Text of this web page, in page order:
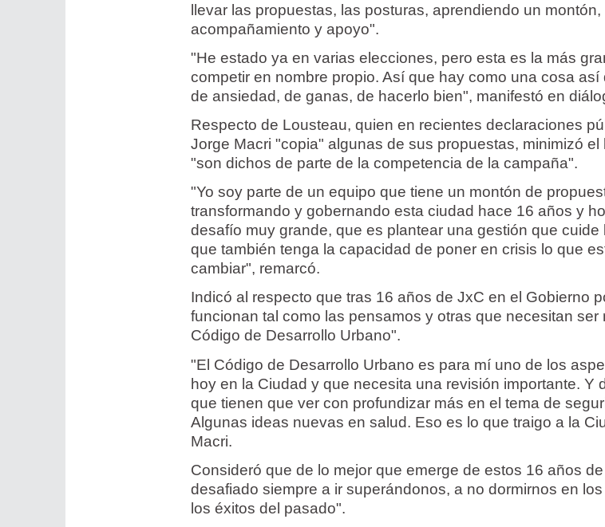
llevar las propuestas, las posturas, aprendiendo un
acompañamiento y apoyo".
"He estado ya en varias elecciones, pero esta es la más
competir en nombre propio. Así que hay como una cosa
de ansiedad, de ganas, de hacerlo bien", manifestó en
Respecto de Lousteau, quien en recientes declaraciones
Jorge Macri "copia" algunas de sus propuestas, minimizó
"son dichos de parte de la competencia de la campaña".
"Yo soy parte de un equipo que tiene un montón de
transformando y gobernando esta ciudad hace 16 años y
desafío muy grande, que es plantear una gestión que cuide
que también tenga la capacidad de poner en crisis lo que
cambiar", remarcó.
Indicó al respecto que tras 16 años de JxC en el Gobierno
funcionan tal como las pensamos y otras que necesitan ser
Código de Desarrollo Urbano".
"El Código de Desarrollo Urbano es para mí uno de los
hoy en la Ciudad y que necesita una revisión importante. Y
que tienen que ver con profundizar más en el tema de
Algunas ideas nuevas en salud. Eso es lo que traigo a la
Macri.
Consideró que de lo mejor que emerge de estos 16 años
desafiado siempre a ir superándonos, a no dormirnos en
los éxitos del pasado".